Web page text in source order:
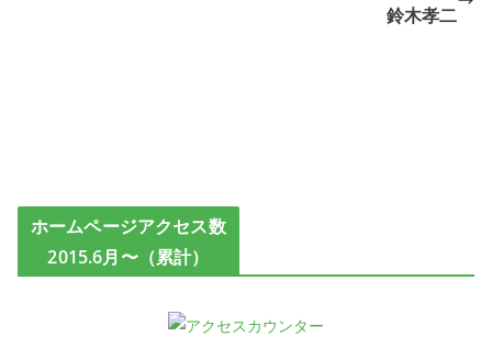
鈴木孝二
ホームページアクセス数
2015.6月〜（累計）